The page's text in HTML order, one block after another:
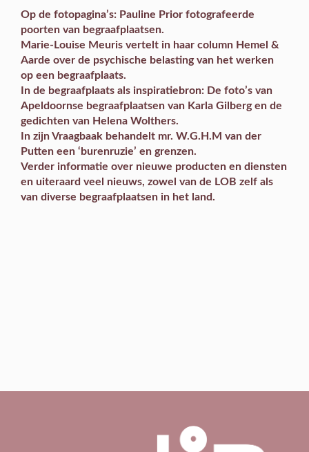
Op de fotopagina’s: Pauline Prior fotografeerde
poorten van begraafplaatsen.
Marie-Louise Meuris vertelt in haar column Hemel &
Aarde over de psychische belasting van het werken
op een begraafplaats.
In de begraafplaats als inspiratiebron: De foto’s van
Apeldoornse begraafplaatsen van Karla Gilberg en de
gedichten van Helena Wolthers.
In zijnVraagbaak behandelt mr. W.G.H.M van der
Putten een ‘burenruzie’ en grenzen.
Verder informatie over nieuwe producten en diensten
en uiteraard veel nieuws, zowel van de LOB zelf als
van diverse begraafplaatsen in het land.